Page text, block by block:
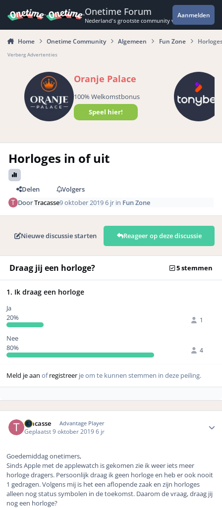
Onetime Forum
Nederland's grootste community voor de
Aanmelden
Home Onetime Community Algemeen Fun Zone
Verberg Advertenties
Oranje Palace
100% Welkomstbonus
Speel hier!
Horloges in of uit
Delen
Volgers
DoorTracasse9 oktober 20196 jr in Fun Zone
Nieuwe discussie starten Reageer op deze discussie
Draag jij een horloge? 5 stemmen
1. Ik draag een horloge
Ja
20%
1
Nee
80%
4
Meld je aan ofregistreer je om te kunnen stemmen in deze peiling.
Tracasse Advantage Player
Geplaatst9 oktober 20196 jr
Goedemiddag onetimers,
Sinds Apple met de applewatch is gekomen zie ik weer iets meer
horloge dragers. Persoonlijk draag ik geen horloge en heb er ook nooit
1 gedragen. Volgens mij is het een aflopende zaak en zijn horloges
alleen nog status symbolen in de toekomst. Daarom de vraag, draag jij
nog een horloge?